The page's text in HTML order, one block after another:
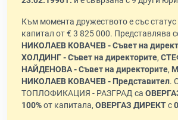
Към момента дружеството е със статус
капитал от € 3 825 000. Представлява
НИКОЛАЕВ КОВАЧЕВ - Съвет на
ХОЛДИНГ - Съвет на директорите,
НАЙДЕНОВА - Съвет на директорите,
НИКОЛАЕВ КОВАЧЕВ - Представител.
ТОПЛОФИКАЦИЯ - РАЗГРАД са
100%от капитала, ОВЕРГАЗ ДИРЕКТс